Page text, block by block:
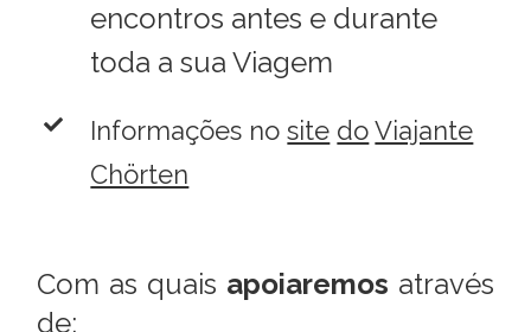
encontros antes e durante
toda a sua Viagem
Informações nosite do Viajante
Chörten
Com as quais apoiaremos através
de: